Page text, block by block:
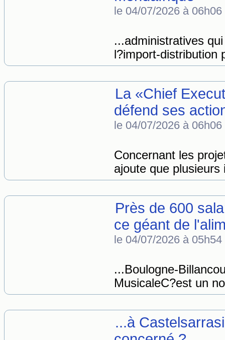
le 04/07/2026 à 06h06
...administratives
l?import-distribution
La «Chief
défend ses
le 04/07/2026 à 06h06
Concernant les
ajoute que
Près de 600
ce géant de
le 04/07/2026 à 05h54
...Boulogne-
MusicaleC?est un
...à